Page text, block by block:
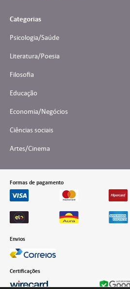
Categorias
Psicologia/Saúde
Literatura/Poesia
Filosofia
Educação
Economia/Negócios
Ciências sociais
Artes/Cinema
Formas de pagamento
Envios
Certificações